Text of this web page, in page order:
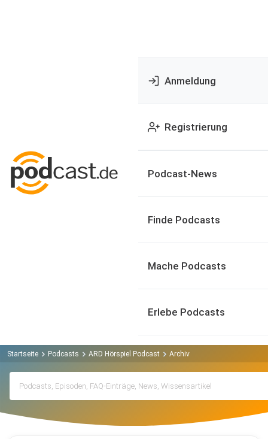
Anmeldung
Registrierung
Podcast-News
Finde Podcasts
Mache Podcasts
Erlebe Podcasts
Startseite Podcasts ARD Hörspiel Podcast Archiv